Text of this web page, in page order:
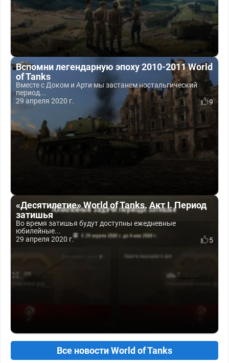
Вспомни легендарную эпоху 2010-2011 World
of Tanks
Вместе с Доком и Арти мы застанем ностальгический
период...
29 апреля 2020 г.
9
«Десятилетие» World of Tanks. Акт I. Период
затишья
Во время затишья будут доступны ежедневные
юбилейные...
29 апреля 2020 г.
5
Все новости World of Tanks